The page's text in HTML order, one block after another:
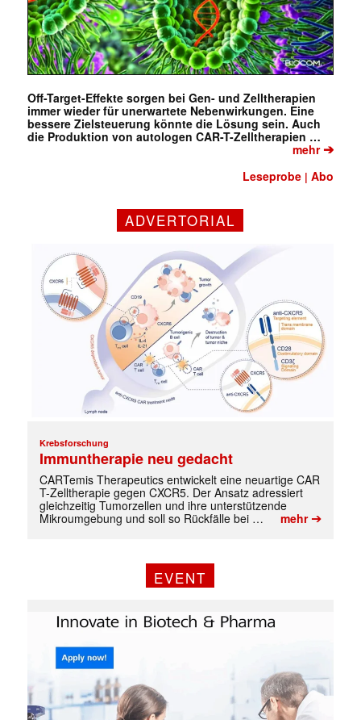
Off-Target-Effekte sorgen bei Gen- und Zelltherapien
immer wieder für unerwartete Nebenwirkungen. Eine
bessere Zielsteuerung könnte die Lösung sein. Auch
die Produktion von autologen CAR-T-Zelltherapien …
mehr➔
Leseprobe |Abo
ADVERTORIAL
Krebsforschung
Immuntherapie neu gedacht
CARTemis Therapeutics entwickelt eine neuartige CAR
T-Zelltherapie gegen CXCR5. Der Ansatz adressiert
gleichzeitig Tumorzellen und ihre unterstützende
Mikroumgebung und soll so Rückfälle bei …
mehr➔
EVENT